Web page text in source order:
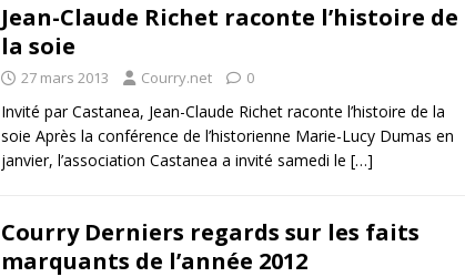
Jean-Claude Richet raconte l’histoire de
la soie
27 mars 2013 Courry.net 0
Invité par Castanea, Jean-Claude Richet raconte l’histoire de la
soie Après la conférence de l’historienne Marie-Lucy Dumas en
janvier, l’association Castanea a invité samedi le […]
Courry Derniers regards sur les faits
marquants de l’année 2012